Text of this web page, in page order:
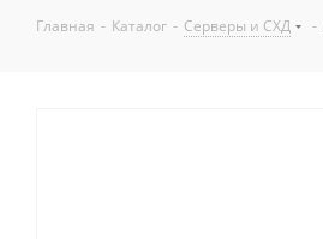
Главная - Каталог - Серверы и СХД -